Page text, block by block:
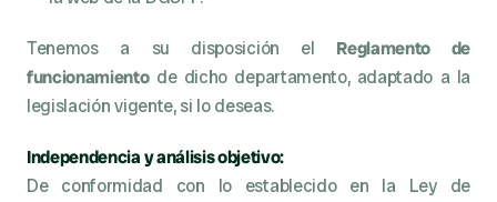
Tenemos a su disposición el Reglamento de
funcionamiento de dicho departamento, adaptado a la
legislación vigente, si lo deseas.
Independencia y análisis objetivo:
De conformidad con lo establecido en la Ley de